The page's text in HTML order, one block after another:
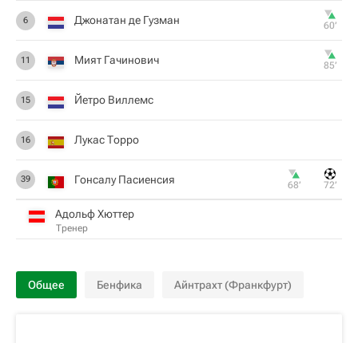
6 Джонатан де Гузман 60‎’‎
11 Мият Гачинович 85‎’‎
15 Йетро Виллемс
16 Лукас Торро
39 Гонсалу Пасиенсия 68‎’‎ 72‎’‎
Адольф Хюттер
Тренер
Общее Бенфика Айнтрахт (Франкфурт)